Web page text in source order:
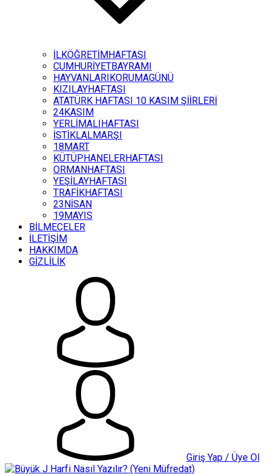
İLKÖĞRETİMHAFTASI
CUMHURİYETBAYRAMI
HAYVANLARIKORUMAGÜNÜ
KIZILAYHAFTASI
ATATÜRK HAFTASI 10 KASIM ŞİİRLERİ
24KASIM
YERLİMALIHAFTASI
İSTİKLALMARŞI
18MART
KÜTÜPHANELERHAFTASI
ORMANHAFTASI
YEŞİLAYHAFTASI
TRAFİKHAFTASI
23NİSAN
19MAYIS
BİLMECELER
İLETİŞİM
HAKKIMDA
GİZLİLİK
Giriş Yap / Üye Ol